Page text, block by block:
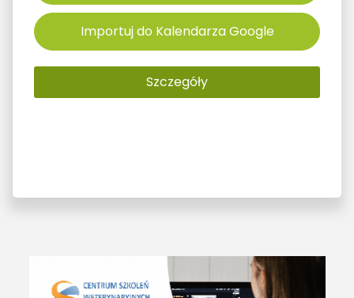
Importuj do Kalendarza Google
Szczegóły